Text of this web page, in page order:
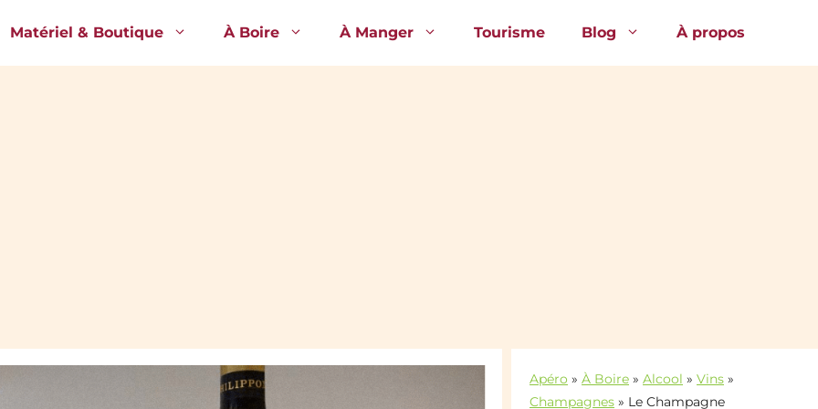
Matériel & Boutique À Boire À Manger Tourisme Blog À propos
Apéro » À Boire » Alcool » Vins »
Champagnes » Le Champagne